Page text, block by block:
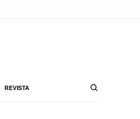
REVISTA